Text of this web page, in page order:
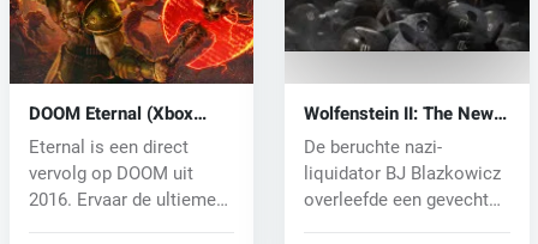
DOOM Eternal (Xbox
One) key
Eternal is een direct
vervolg op DOOM uit
2016. Ervaar de ultieme
Wolfenstein II: The New
Colossus (Xbox One) key
De beruchte nazi-
liquidator BJ Blazkowicz
overleefde een gevecht